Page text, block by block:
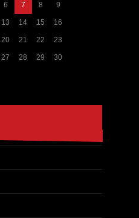
6 7 8 9
13 14 15 16
20 21 22 23
27 28 29 30